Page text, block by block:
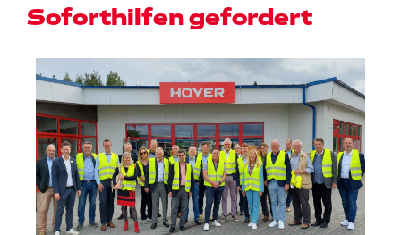
Soforthilfen gefordert